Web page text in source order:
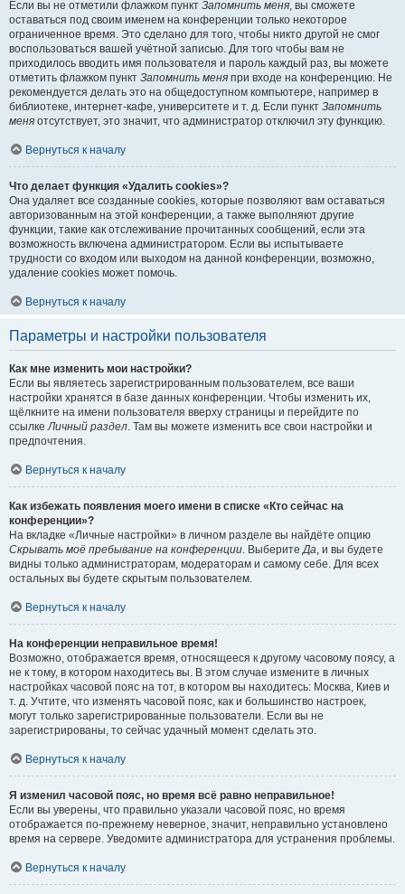
Если вы не отметили флажком пункт Запомнить меня , вы сможете
оставаться под своим именем на конференции только некоторое
ограниченное время. Это сделано для того, чтобы никто другой не смог
воспользоваться вашей учётной записью. Для того чтобы вам не
приходилось вводить имя пользователя и пароль каждый раз, вы можете
отметить флажком пункт Запомнить меня при входе на конференцию. Не
рекомендуется делать это на общедоступном компьютере, например в
библиотеке, интернет-кафе, университете и т. д. Если пункт Запомнить
меня отсутствует, это значит, что администратор отключил эту функцию.
Вернуться к началу
Что делает функция «Удалить cookies»?
Она удаляет все созданные cookies, которые позволяют вам оставаться
авторизованным на этой конференции, а также выполняют другие
функции, такие как отслеживание прочитанных сообщений, если эта
возможность включена администратором. Если вы испытываете
трудности со входом или выходом на данной конференции, возможно,
удаление cookies может помочь.
Вернуться к началу
Параметры и настройки пользователя
Как мне изменить мои настройки?
Если вы являетесь зарегистрированным пользователем, все ваши
настройки хранятся в базе данных конференции. Чтобы изменить их,
щёлкните на имени пользователя вверху страницы и перейдите по
ссылке Личный раздел . Там вы можете изменить все свои настройки и
предпочтения.
Вернуться к началу
Как избежать появления моего имени в списке «Кто сейчас на
конференции»?
На вкладке «Личные настройки» в личном разделе вы найдёте опцию
Скрывать моё пребывание на конференции . Выберите Да , и вы будете
видны только администраторам, модераторам и самому себе. Для всех
остальных вы будете скрытым пользователем.
Вернуться к началу
На конференции неправильное время!
Возможно, отображается время, относящееся к другому часовому поясу, а
не к тому, в котором находитесь вы. В этом случае измените в личных
настройках часовой пояс на тот, в котором вы находитесь: Москва, Киев и
т. д. Учтите, что изменять часовой пояс, как и большинство настроек,
могут только зарегистрированные пользователи. Если вы не
зарегистрированы, то сейчас удачный момент сделать это.
Вернуться к началу
Я изменил часовой пояс, но время всё равно неправильное!
Если вы уверены, что правильно указали часовой пояс, но время
отображается по-прежнему неверное, значит, неправильно установлено
время на сервере. Уведомите администратора для устранения проблемы.
Вернуться к началу